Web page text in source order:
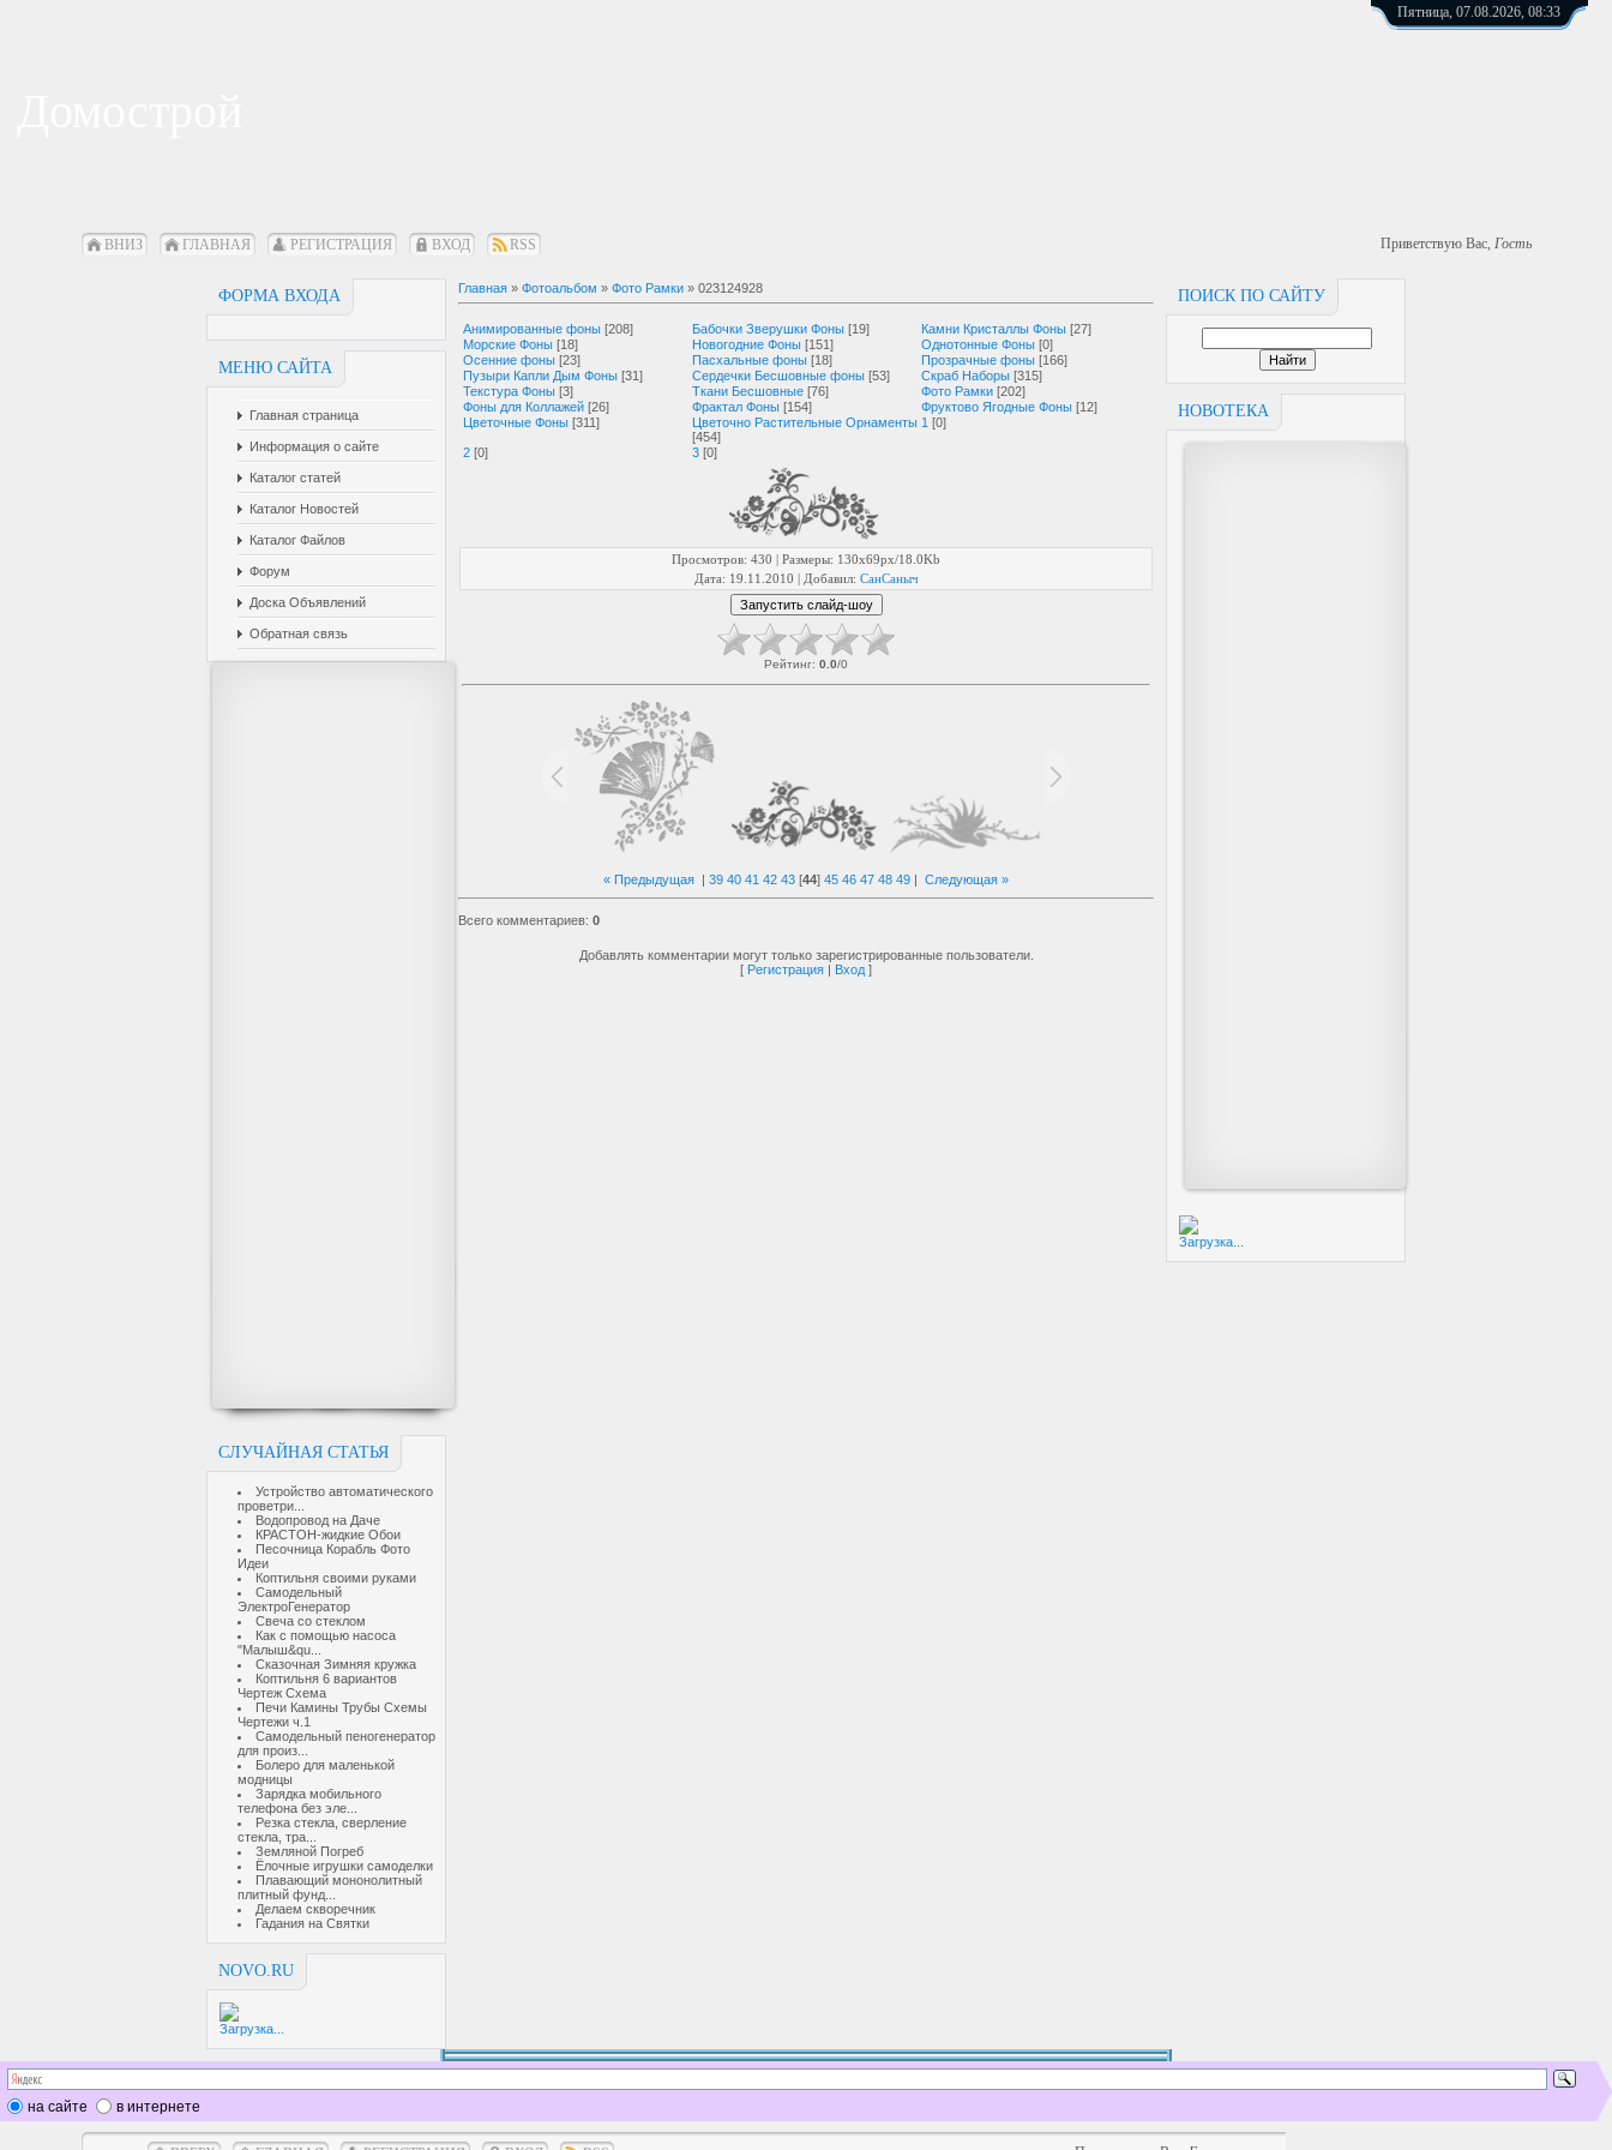
Пятница, 07.08.2026, 08:33
ВНИЗ ГЛАВНАЯ РЕГИСТРАЦИЯ ВХОД RSS Приветствую Вас, Гость
ФОРМА ВХОДА
МЕНЮ САЙТА
Главная страница
Информация о сайте
Каталог статей
Каталог Новостей
Каталог Файлов
Форум
Доска Объявлений
Обратная связь
СЛУЧАЙНАЯ СТАТЬЯ
Устройство автоматического
проветри...
Водопровод на Даче
КРАСТОН-жидкие Обои
Песочница Корабль Фото
Идеи
Коптильня своими руками
Самодельный
ЭлектроГенератор
Свеча со стеклом
Как с помощью насоса
"Малыш&qu...
Сказочная Зимняя кружка
Коптильня 6 вариантов
Чертеж Схема
Печи Камины Трубы Схемы
Чертежи ч.1
Самодельный пеногенератор
для произ...
Болеро для маленькой
модницы
Зарядка мобильного
телефона без эле...
Резка стекла, сверление
стекла, тра...
Земляной Погреб
Ёлочные игрушки самоделки
Плавающий мононолитный
плитный фунд...
Делаем скворечник
Гадания на Святки
NOVO.RU
Загрузка...
ПОИСК ПО САЙТУ
НОВОТЕКА
Загрузка...
Главная » Фотоальбом » Фото Рамки » 023124928
Анимированные фоны [208] Бабочки Зверушки Фоны [19] Камни Кристаллы Фоны [27]
Морские Фоны [18] Новогодние Фоны [151] Однотонные Фоны [0]
Осенние фоны [23] Пасхальные фоны [18] Прозрачные фоны [166]
Пузыри Капли Дым Фоны [31] Сердечки Бесшовные фоны [53] Скраб Наборы [315]
Текстура Фоны [3] Ткани Бесшовные [76] Фото Рамки [202]
Фоны для Коллажей [26] Фрактал Фоны [154] Фруктово Ягодные Фоны [12]
Цветочные Фоны [311]
Цветочно Растительные Орнаменты
[454]
1 [0]
2 [0] 3 [0]
Просмотров: 430 | Размеры: 130x69px/18.0Kb
Дата: 19.11.2010 | Добавил: СанСаныч
Рейтинг: 0.0/0
« Предыдущая | 39 40 41 42 43 [44] 45 46 47 48 49 | Следующая »
Всего комментариев: 0
Добавлять комментарии могут только зарегистрированные пользователи.
[ Регистрация | Вход ]
на сайте в интернете